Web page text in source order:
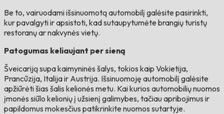
Be to, vairuodami išsinuomotą automobilį galėsite pasirinkti,
kur pavalgyti ir apsistoti, kad sutaupytumėte brangių turistų
restoranų ar nakvynės vietų.
Patogumas keliaujant per sieną
Šveicariją supa kaimyninės šalys, tokios kaip Vokietija,
Prancūzija, Italija ir Austrija. Išsinuomoję automobilį galėsite
apžiūrėti šias šalis kelionės metu. Kai kurios automobilių nuomos
įmonės siūlo kelionių į užsienį galimybes, tačiau apribojimus ir
papildomus mokesčius patikrinkite nuomos sutartyje.